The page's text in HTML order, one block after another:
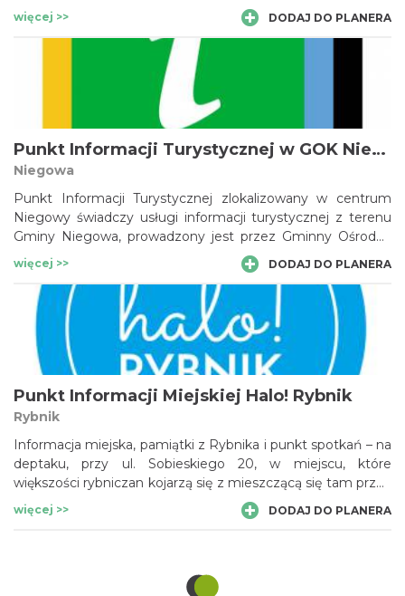
szczególnym uwzględnieniem Jury Krakowsko-
Częstochowskiej.
więcej >> DODAJ DO PLANERA
Punkt Informacji Turystycznej w GOK Niegowa
Niegowa
Punkt Informacji Turystycznej zlokalizowany w centrum
Niegowy świadczy usługi informacji turystycznej z terenu
Gminy Niegowa, prowadzony jest przez Gminny Ośrodek
Kultury w Niegowie.
więcej >> DODAJ DO PLANERA
Punkt Informacji Miejskiej Halo! Rybnik
Rybnik
Informacja miejska, pamiątki z Rybnika i punkt spotkań – na
deptaku, przy ul. Sobieskiego 20, w miejscu, które
większości rybniczan kojarzą się z mieszczącą się tam przez
lata „Cepelią”, otwarto nową siedzibę punktu informacji
miejskiej czyli „Halo! Rybnik".
więcej >> DODAJ DO PLANERA